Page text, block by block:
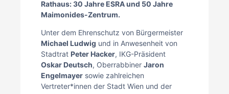
Rathaus: 30 Jahre ESRA und 50 Jahre
Maimonides-Zentrum.
Unter dem Ehrenschutz von Bürgermeister
Michael Ludwig und in Anwesenheit von
Stadtrat Peter Hacker, IKG-Präsident
Oskar Deutsch, Oberrabbiner Jaron
Engelmayer sowie zahlreichen
Vertreter*innen der Stadt Wien und der